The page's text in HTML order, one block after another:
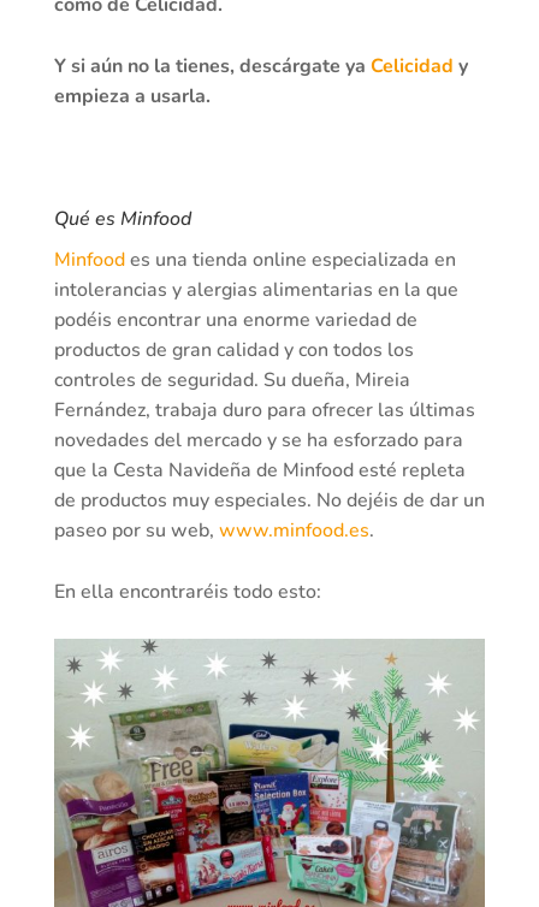
Y si aún no la tienes, descárgate ya Celicidad y
empieza a usarla.
Qué es Minfood
Minfoodes una tienda online especializada en
intolerancias y alergias alimentarias en la que
podéis encontrar una enorme variedad de
productos de gran calidad y con todos los
controles de seguridad. Su dueña, Mireia
Fernández, trabaja duro para ofrecer las últimas
novedades del mercado y se ha esforzado para
que la Cesta Navideña de Minfood esté repleta
de productos muy especiales. No dejéis de dar un
paseo por su web, www.minfood.es.
En ella encontraréis todo esto: